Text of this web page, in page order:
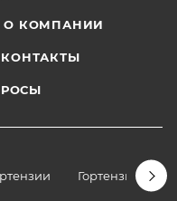
О КОМПАНИИ
КОНТАКТЫ
Гортензии